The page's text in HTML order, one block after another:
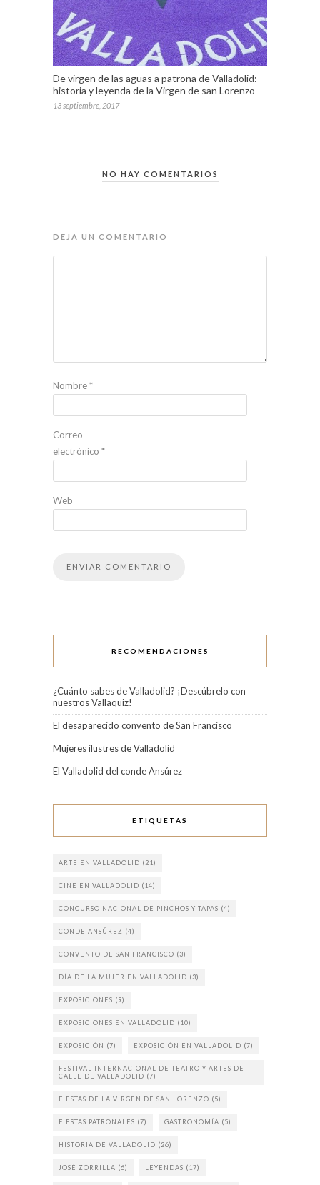
De virgen de las aguas a patrona de Valladolid:
historia y leyenda de la Virgen de san Lorenzo
13 septiembre, 2017
NO HAY COMENTARIOS
DEJA UN COMENTARIO
Nombre*
Correo
electrónico *
Web
RECOMENDACIONES
¿Cuánto sabes de Valladolid? ¡Descúbrelo con
nuestros Vallaquiz!
El desaparecido convento de San Francisco
Mujeres ilustres de Valladolid
El Valladolid del conde Ansúrez
ETIQUETAS
ARTE EN VALLADOLID (21)
CINE EN VALLADOLID (14)
CONCURSO NACIONAL DE PINCHOS Y TAPAS (4)
CONDE ANSÚREZ (4)
CONVENTO DE SAN FRANCISCO (3)
DÍA DE LA MUJER EN VALLADOLID (3)
EXPOSICIONES (9)
EXPOSICIONES EN VALLADOLID (10)
EXPOSICIÓN (7) EXPOSICIÓN EN VALLADOLID (7)
FESTIVAL INTERNACIONAL DE TEATRO Y ARTES DE
CALLE DE VALLADOLID (7)
FIESTAS DE LA VIRGEN DE SAN LORENZO (5)
FIESTAS PATRONALES (7) GASTRONOMÍA (5)
HISTORIA DE VALLADOLID (26)
JOSÉ ZORRILLA (6) LEYENDAS (17)